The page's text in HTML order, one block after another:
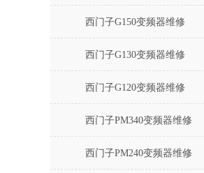
西门子G150变频器维修
西门子G130变频器维修
西门子G120变频器维修
西门子PM340变频器维修
西门子PM240变频器维修